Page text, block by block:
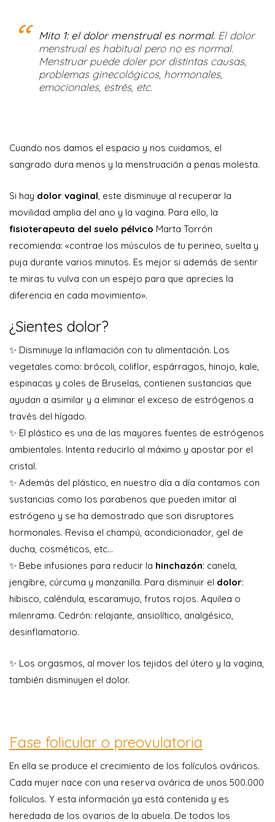
Mito 1: el dolor menstrual es normal. El dolor
menstrual es habitual pero no es normal.
Menstruar puede doler por distintas causas,
problemas ginecológicos, hormonales,
emocionales, estrés, etc.
Cuando nos damos el espacio y nos cuidamos, el
sangrado dura menos y la menstruación a penas molesta.
Si hay dolor vaginal, este disminuye al recuperar la
movilidad amplia del ano y la vagina. Para ello, la
fisioterapeuta del suelo pélvico Marta Torrón
recomienda: «contrae los músculos de tu perineo, suelta y
puja durante varios minutos. Es mejor si además de sentir
te miras tu vulva con un espejo para que aprecies la
diferencia en cada movimiento».
¿Sientes dolor?
✨ Disminuye la inflamación con tu alimentación. Los
vegetales como: brócoli, coliflor, espárragos, hinojo, kale,
espinacas y coles de Bruselas, contienen sustancias que
ayudan a asimilar y a eliminar el exceso de estrógenos a
través del hígado.
✨ El plástico es una de las mayores fuentes de estrógenos
ambientales. Intenta reducirlo al máximo y apostar por el
cristal.
✨ Además del plástico, en nuestro día a día contamos con
sustancias como los parabenos que pueden imitar al
estrógeno y se ha demostrado que son disruptores
hormonales. Revisa el champú, acondicionador, gel de
ducha, cosméticos, etc…
✨ Bebe infusiones para reducir la hinchazón: canela,
jengibre, cúrcuma y manzanilla. Para disminuir el dolor:
hibisco, caléndula, escaramujo, frutos rojos. Aquilea o
milenrama. Cedrón: relajante, ansiolítico, analgésico,
desinflamatorio.
✨ Los orgasmos, al mover los tejidos del útero y la vagina,
también disminuyen el dolor.
Fase folicular o preovulatoria
En ella se produce el crecimiento de los folículos ováricos.
Cada mujer nace con una reserva ovárica de unos 500.000
folículos. Y esta información ya está contenida y es
heredada de los ovarios de la abuela. De todos los